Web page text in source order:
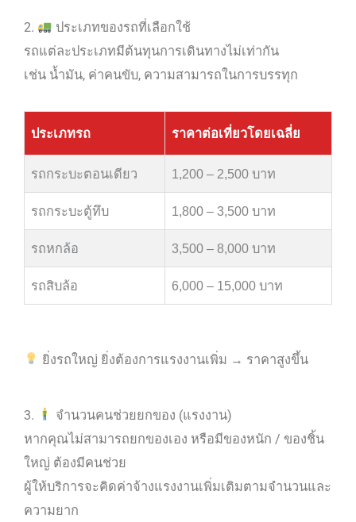
2.
ประเภทของรถที่เลือกใช้
รถแต่ละประเภทมีต้นทุนการเดินทางไม่เท่ากัน
เช่น น้ำมัน, ค่าคนขับ, ความสามารถในการบรรทุก
ประเภทรถ ราคาต่อเที่ยวโดยเฉลี่ย
รถกระบะตอนเดียว 1,200 – 2,500 บาท
รถกระบะตู้ทึบ 1,800 – 3,500 บาท
รถหกล้อ 3,500 – 8,000 บาท
รถสิบล้อ 6,000 – 15,000 บาท
ยิ่งรถใหญ่ ยิ่งต้องการแรงงานเพิ่ม → ราคาสูงขึ้น
3.
จำนวนคนช่วยยกของ (แรงงาน)
หากคุณไม่สามารถยกของเอง หรือมีของหนัก / ของชิ้น
ใหญ่ ต้องมีคนช่วย
ผู้ให้บริการจะคิดค่าจ้างแรงงานเพิ่มเติมตามจำนวนและ
ความยาก